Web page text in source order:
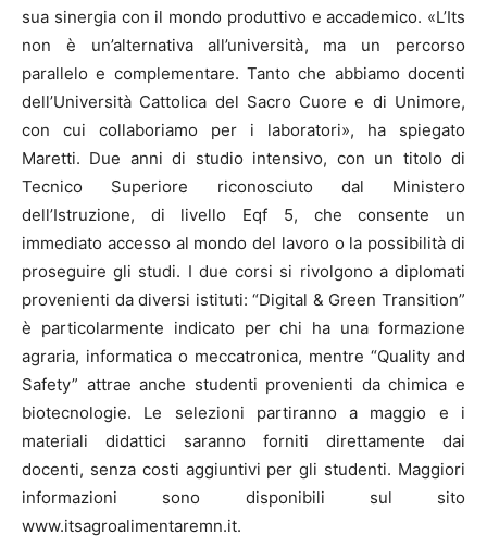
sua sinergia con il mondo produttivo e accademico. «L’Its
non è un’alternativa all’università, ma un percorso
parallelo e complementare. Tanto che abbiamo docenti
dell’Università Cattolica del Sacro Cuore e di Unimore,
con cui collaboriamo per i laboratori», ha spiegato
Maretti. Due anni di studio intensivo, con un titolo di
Tecnico Superiore riconosciuto dal Ministero
dell’Istruzione, di livello Eqf 5, che consente un
immediato accesso al mondo del lavoro o la possibilità di
proseguire gli studi. I due corsi si rivolgono a diplomati
provenienti da diversi istituti: “Digital & Green Transition”
è particolarmente indicato per chi ha una formazione
agraria, informatica o meccatronica, mentre “Quality and
Safety” attrae anche studenti provenienti da chimica e
biotecnologie. Le selezioni partiranno a maggio e i
materiali didattici saranno forniti direttamente dai
docenti, senza costi aggiuntivi per gli studenti. Maggiori
informazioni sono disponibili sul sito
www.itsagroalimentaremn.it.